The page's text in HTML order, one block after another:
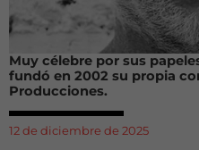
Muy célebre por sus
fundó en 2002 su propia
Producciones.
12 de diciembre de 2025